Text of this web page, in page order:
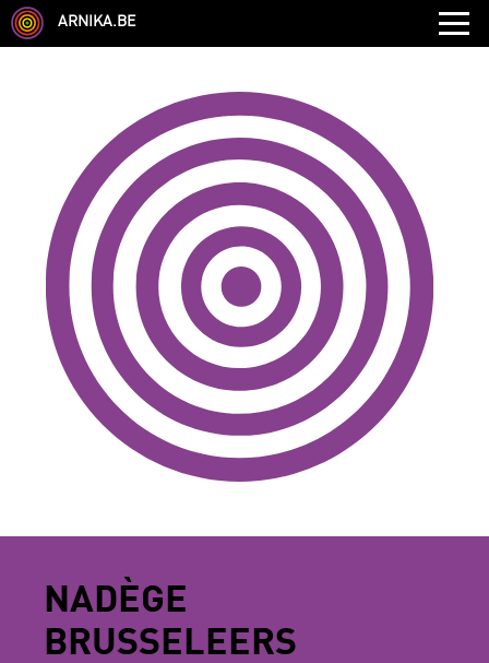
ARNIKA.BE
AUTRE COMPÉTENCE TYPE
LANGUES PARLÉES ÉCOLE
CHEVEUX TAILLE
CORPULENCE ANNÉE DE NAISSANCE
ANNULER LES FILTRES
NADÈGE
BRUSSELEERS